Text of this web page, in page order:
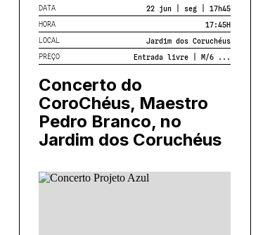
DATA
22 jun | seg | 17h45
HORA
17:45H
LOCAL
Jardim dos Coruchéus
PREÇO
Entrada livre | M/6 ...
Concerto do
CoroChéus, Maestro
Pedro Branco, no
Jardim dos Coruchéus